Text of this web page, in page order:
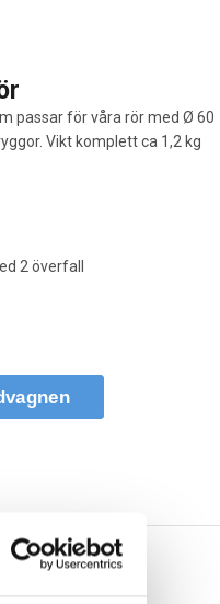
passar för våra rör med Ø 60
Vikt komplett ca 1,2 kg
2 överfall